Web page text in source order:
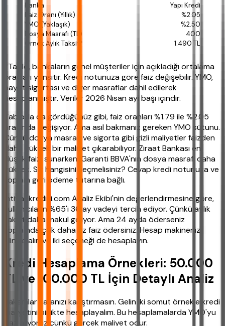
Yapı Kredi
%2.05
%2.50
400
1.490 TL
*Tablo, bankaların genel müşteriler için açıkladığı ortalama
oranları yansıtır. Kredi notunuza göre faiz değişebilir. YMO,
hayat sigortası ve diğer masraflar dahil edilerek
hesaplanmıştır. Veriler 2026 Nisan ayı başı içindir.
Tabloda da gördüğünüz gibi, faiz oranları %1.79 ile %2.05
arasında değişiyor. Ama asıl bakmanız gereken YMO sütunu.
Çünkü dosya masrafı ve sigorta gibi gizli maliyetler faizden
daha yüksek bir maliyet çıkarabiliyor. Ziraat Bankası en
düşük faizi sunarken, Garanti BBVA'nın dosya masrafı daha
yüksek. Siz hangisini seçmelisiniz? Cevap kredi notunuza ve
toplam geri ödeme tutarına bağlı.
ihtiyackredisi.com Analiz Ekibi'nin değerlendirmesine göre,
kullanıcıların %65'i 36 ay vadeyi tercih ediyor. Çünkü aylık
taksit daha makul geliyor. Ama 24 ayda öderseniz
toplamda çok daha az faiz ödersiniz. Hesap makinenizi
elinize alın ve iki seçeneği de hesaplayın.
Kredi Hesaplama Örnekleri: 50.000
TL ve 100.000 TL İçin Detaylı Analiz
Rakamlar kafanızı karıştırmasın. Gelin iki somut örnekle kredi
maliyetini birlikte hesaplayalım. Bu hesaplamalarda YMO'yu
baz alıyoruz çünkü gerçek maliyet odur.